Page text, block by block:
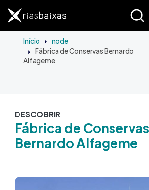
Início node
Fábrica de Conservas Bernardo
Alfageme
DESCOBRIR
Fábrica de Conservas
Bernardo Alfageme
Imagem